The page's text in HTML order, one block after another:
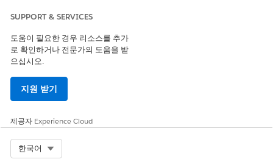
AI 에이전트: 교체 배지를 요청할 수 있습니다. 진행하기 전
교체가 필요합니까?
Emily: 영구 교체만 괜찮습니다. 오늘 집에서 작업 중입니다.
AI 에이전트: 대체 배지 요청이 제출되었습니다. 새 배지는
내일 오전 10시까지 보안 센터에서 픽업할 준비가 됩니다.
수금 시 확인을 위해 정부에서 발급한 ID를 가져옵니다.
SUPPORT & SERVICES
도움이 필요한 경우 리소스를 추가
로 확인하거나 전문가의 도움을 받
으십시오.
지원 받기
제공자 Experience Cloud
한국어